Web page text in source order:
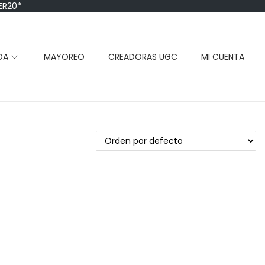
MAYOREO CREADORAS UGC MI CUENTA